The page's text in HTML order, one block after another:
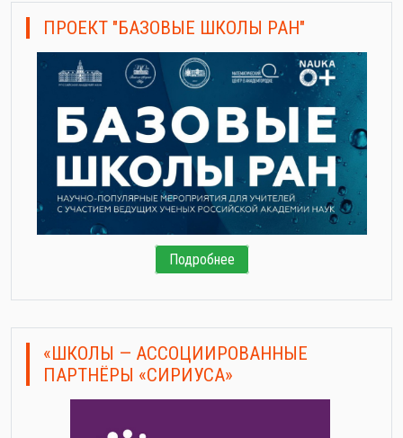
ПРОЕКТ "БАЗОВЫЕ ШКОЛЫ РАН"
Подробнее
«ШКОЛЫ — АССОЦИИРОВАННЫЕ
ПАРТНЁРЫ «СИРИУСА»